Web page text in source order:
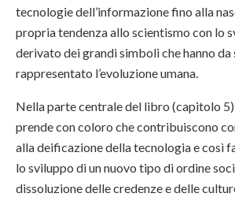
tecnologie dell’informazione fino alla
propria tendenza allo scientismo con lo
derivato dei grandi simboli che hanno da
rappresentato l’evoluzione umana.
Nella parte centrale del libro (capitolo 5)
prende con coloro che contribuiscono
alla deificazione della tecnologia e così
lo sviluppo di un nuovo tipo di ordine
dissoluzione delle credenze e delle